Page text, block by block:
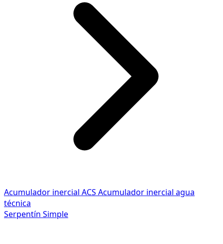
Acumulador inercial ACS Acumulador inercial agua
técnica
Serpentín Simple